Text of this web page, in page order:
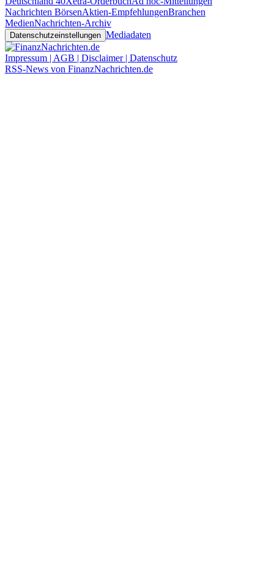
Nachrichten BörsenAktien-EmpfehlungenBranchen
MedienNachrichten-Archiv
Datenschutzeinstellungen Mediadaten
Impressum | AGB | Disclaimer | Datenschutz
RSS-News von FinanzNachrichten.de